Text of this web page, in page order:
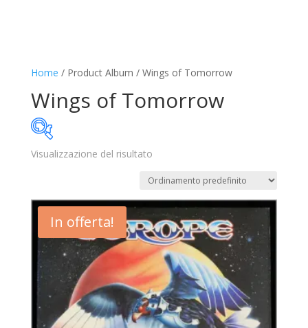
Home / Product Album / Wings of Tomorrow
Wings of Tomorrow
22 22 23 23 23
Disponibile
In offerta(1)
Categorie prodotto
Trovaprezzi(0)
Visualizzazione del risultato
In offerta!